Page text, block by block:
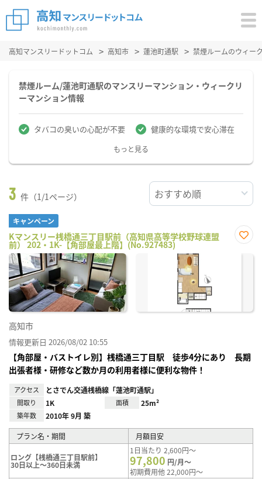
高知マンスリードットコム 高知市 蓮池町通駅 禁煙ルームのウィー
禁煙ルーム/蓮池町通駅のマンスリーマンション・ウィークリ
ーマンション情報
タバコの臭いの心配が不要 健康的な環境で安心滞在
もっと見る
3 件（1/1ページ）
キャンペーン
Kマンスリー桟橋通三丁目駅前（高知県高等学校野球連盟
前） 202・1K-【角部屋最上階】(No.927483)
に入
高知市
情報更新日 2026/08/02 10:55
【角部屋・バストイレ別】桟橋通三丁目駅 徒歩4分にあり 長期
出張者様・研修など数か月の利用者様に便利な物件！
アクセス とさでん交通桟橋線「蓮池町通駅」
間取り 1K 面積 25m²
築年数 2010年 9月 築
プラン名・期間 月額目安
ロング【桟橋通三丁目駅前】
30日以上～360日未満
1日当たり 2,600円～
97,800 円/月～
初期費用他 22,000円～